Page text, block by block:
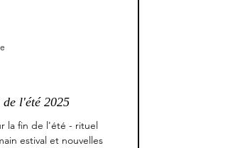
l'été 2025
la fin de l'été - rituel
estival et nouvelles